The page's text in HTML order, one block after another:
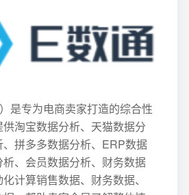
是专为电商卖家打造的综合性
淘宝数据分析、天猫数据分
拼多多数据分析、ERP数据
、会员数据分析、财务数据
计算销售数据、财务数据、